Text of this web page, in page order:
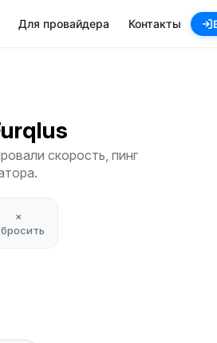
Для провайдера Контакты
скорость, пинг
×